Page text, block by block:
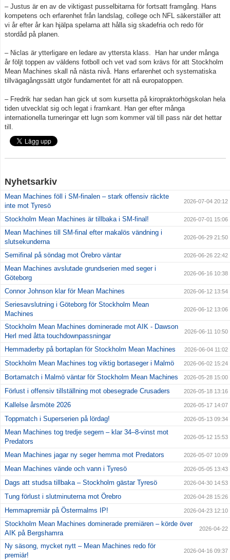
– Justus är en av de viktigast pusselbitarna för fortsatt framgång. Hans
kompetens och erfarenhet från landslag, college och NFL säkerställer att
vi år efter år kan hjälpa spelarna att hålla sig skadefria och redo för
stordåd på planen.
– Niclas är ytterligare en ledare av yttersta klass. Han har under många
år följt toppen av väldens fotboll och vet vad som krävs för att Stockholm
Mean Machines skall nå nästa nivå. Hans erfarenhet och systematiska
tillvägagångssätt utgör fundamentet för att nå europatoppen.
– Fredrik har sedan han gick ut som kursetta på kiropraktorhögskolan hela
tiden utvecklat sig och legat i framkant. Han ger efter många
internationella turneringar ett lugn som kommer väl till pass när det hettar
till.
Nyhetsarkiv
Mean Machines föll i SM-finalen – stark offensiv räckte
inte mot Tyresö
2026-07-04 20:12
Stockholm Mean Machines är tillbaka i SM-final! 2026-07-01 15:06
Mean Machines till SM-final efter makalös vändning i
slutsekunderna
2026-06-29 21:50
Semifinal på söndag mot Örebro väntar 2026-06-26 22:42
Mean Machines avslutade grundserien med seger i
Göteborg
2026-06-16 10:38
Connor Johnson klar för Mean Machines 2026-06-12 13:54
Seriesavslutning i Göteborg för Stockholm Mean
Machines
2026-06-12 13:06
Stockholm Mean Machines dominerade mot AIK - Dawson
Herl med åtta touchdownpassningar
2026-06-11 10:50
Hemmaderby på bortaplan för Stockholm Mean Machines 2026-06-04 11:02
Stockholm Mean Machines tog viktig bortaseger i Malmö 2026-06-02 15:24
Bortamatch i Malmö väntar för Stockholm Mean Machines 2026-05-28 15:00
Förlust i offensiv tillställning mot obesegrade Crusaders 2026-05-18 13:16
Kallelse årsmöte 2026 2026-05-17 14:07
Toppmatch i Superserien på lördag! 2026-05-13 09:34
Mean Machines tog tredje segern – klar 34–8-vinst mot
Predators
2026-05-12 15:53
Mean Machines jagar ny seger hemma mot Predators 2026-05-07 10:09
Mean Machines vände och vann i Tyresö 2026-05-05 13:43
Dags att studsa tillbaka – Stockholm gästar Tyresö 2026-04-30 14:53
Tung förlust i slutminuterna mot Örebro 2026-04-28 15:26
Hemmapremiär på Östermalms IP! 2026-04-23 12:10
Stockholm Mean Machines dominerade premiären – körde över
AIK på Bergshamra
2026-04-22
Ny säsong, mycket nytt – Mean Machines redo för
premiär!
2026-04-16 09:37